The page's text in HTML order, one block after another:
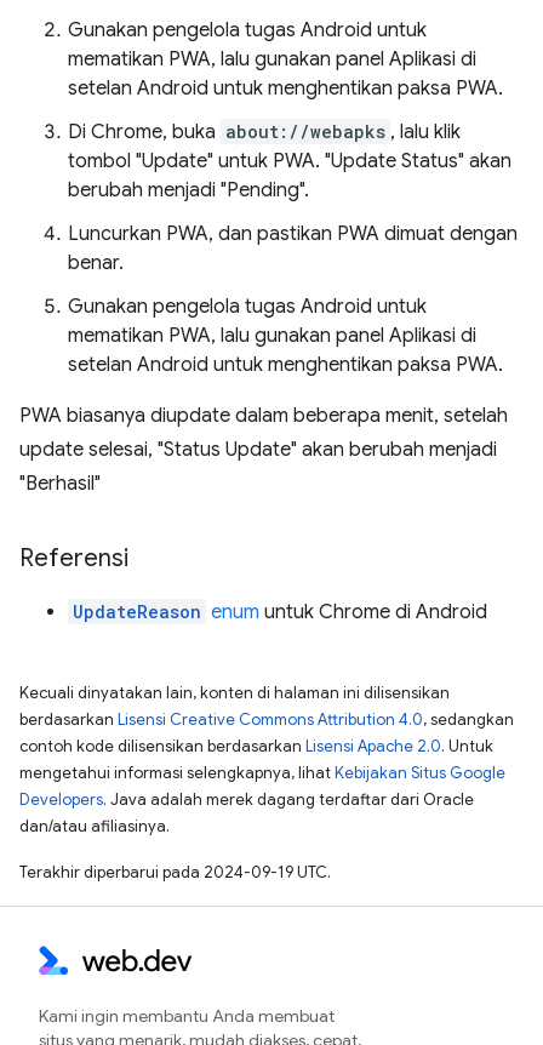
Gunakan pengelola tugas Android untuk
mematikan PWA, lalu gunakan panel Aplikasi di
setelan Android untuk menghentikan paksa PWA.
Di Chrome, buka about://webapks , lalu klik
tombol "Update" untuk PWA. "Update Status" akan
berubah menjadi "Pending".
Luncurkan PWA, dan pastikan PWA dimuat dengan
benar.
Gunakan pengelola tugas Android untuk
mematikan PWA, lalu gunakan panel Aplikasi di
setelan Android untuk menghentikan paksa PWA.
PWA biasanya diupdate dalam beberapa menit, setelah
update selesai, "Status Update" akan berubah menjadi
"Berhasil"
Referensi
UpdateReason enum untuk Chrome di Android
Kecuali dinyatakan lain, konten di halaman ini dilisensikan
berdasarkan Lisensi Creative Commons Attribution 4.0, sedangkan
contoh kode dilisensikan berdasarkan Lisensi Apache 2.0. Untuk
mengetahui informasi selengkapnya, lihatKebijakan Situs Google
Developers. Java adalah merek dagang terdaftar dari Oracle
dan/atau afiliasinya.
Terakhir diperbarui pada 2024-09-19 UTC.
Kami ingin membantu Anda membuat
situs yang menarik, mudah diakses, cepat,